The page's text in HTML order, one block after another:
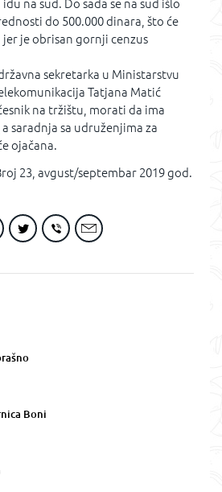
na sud. Do sada se na sud išlo
do 500.000 dinara, što će
je obrisan gornji cenzus
sekretarka u Ministarstvu
Tatjana Matić
na tržištu, morati da ima
saradnja sa udruženjima za
ojačana.
23, avgust/septembar 2019 god.
Boni